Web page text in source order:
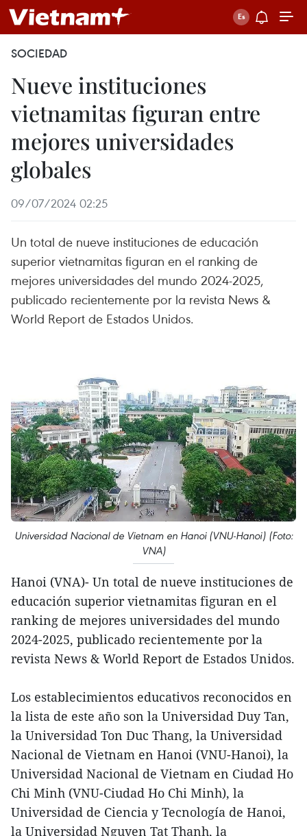
SOCIEDAD
Nueve instituciones
vietnamitas figuran entre
mejores universidades
globales
09/07/2024 02:25
Un total de nueve instituciones de educación
superior vietnamitas figuran en el ranking de
mejores universidades del mundo 2024-2025,
publicado recientemente por la revista News &
World Report de Estados Unidos.
Universidad Nacional de Vietnam en Hanoi (VNU-Hanoi) (Foto:
VNA)
Hanoi (VNA)- Un total de nueve instituciones de
educación superior vietnamitas figuran en el
ranking de mejores universidades del mundo
2024-2025, publicado recientemente por la
revista News & World Report de Estados Unidos.
Los establecimientos educativos reconocidos en
la lista de este año son la Universidad Duy Tan,
la Universidad Ton Duc Thang, la Universidad
Nacional de Vietnam en Hanoi (VNU-Hanoi), la
Universidad Nacional de Vietnam en Ciudad Ho
Chi Minh (VNU-Ciudad Ho Chi Minh), la
Universidad de Ciencia y Tecnología de Hanoi,
la Universidad Nguyen Tat Thanh, la